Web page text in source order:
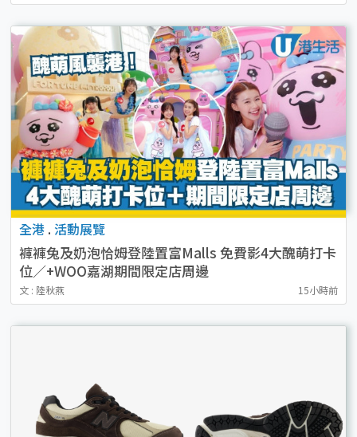
全港 . 活動展覽
褲褲兔及奶泡恰姆登陸置富Malls 免費影4大醜萌打卡
位／+WOO嘉湖期間限定店周邊
文 : 陸秋燕 15小時前